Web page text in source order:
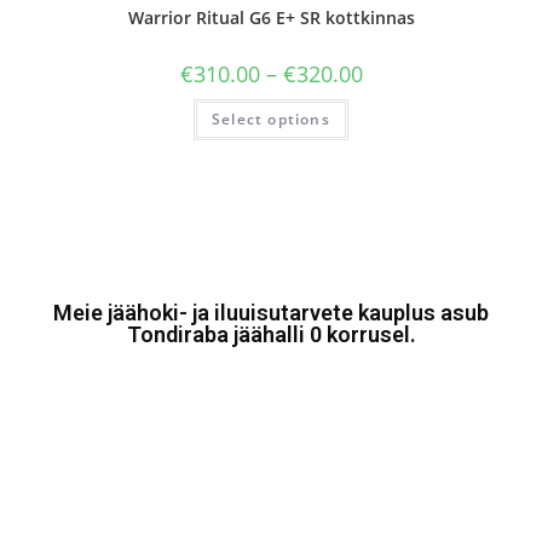
Warrior Ritual G6 E+ SR kottkinnas
€310.00– €320.00
Select options
Meie jäähoki- ja iluuisutarvete kauplus asub
Tondiraba jäähalli 0 korrusel.